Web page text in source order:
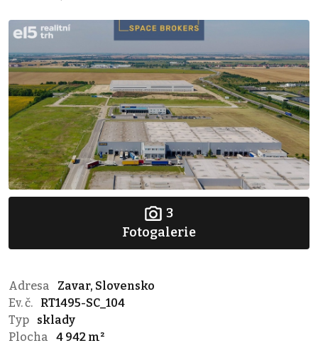
3
Fotogalerie
Adresa
Zavar, Slovensko
Ev. č.
RT1495-SC_104
Typ
sklady
Plocha
4 942 m²